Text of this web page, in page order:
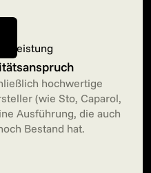
hochwertige
(wie Sto, Caparol,
Ausführung, die auch
Bestand hat.